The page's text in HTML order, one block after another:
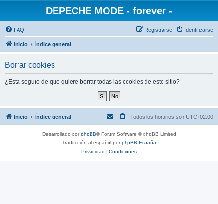
DEPECHE MODE - forever -
FAQ Identificarse
Registrarse
Inicio Índice general
Borrar cookies
¿Está seguro de que quiere borrar todas las cookies de este sitio?
Inicio Índice general Todos los horarios son UTC+02:00
Desarrollado porphpBB® Forum Software © phpBB Limited
Traducción al español porphpBB España
Privacidad | Condiciones